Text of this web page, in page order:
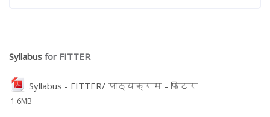
Syllabus for FITTER
Syllabus - FITTER/ पाठ्यक्रम - फिटर
File
1.6MB